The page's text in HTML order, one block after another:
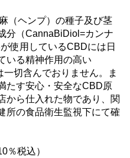
（ヘンプ）の種子及び茎
分（CannaBiDiol=カンナ
使用しているCBDには日
いる精神作用の高い
切含んでおりません。ま
たす安心・安全なCBD原
から仕入れた物であり、関
所の食品衛生監視下にて確
％税込）